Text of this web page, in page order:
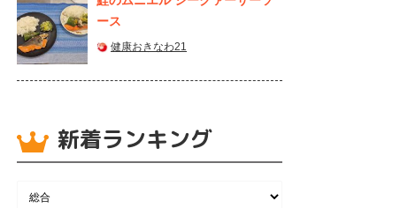
ース
健康おきなわ21
新着ランキング